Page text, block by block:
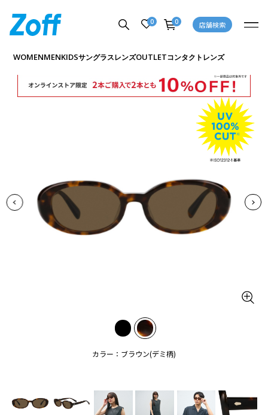
0 0 店舗検索
WOMENMENKIDSサングラスレンズOUTLETコンタクトレンズ
カラー：ブラウン(デミ柄)
商品詳細ページへ